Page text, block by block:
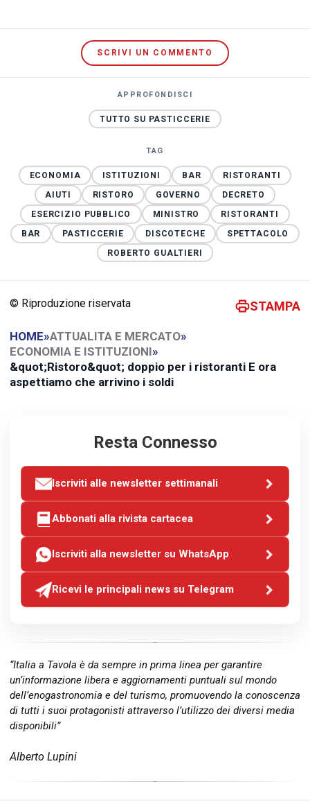
SCRIVI UN COMMENTO
APPROFONDISCI
TUTTO SU PASTICCERIE
TAG
ECONOMIA ISTITUZIONI BAR
RISTORANTI
AIUTI
RISTORO GOVERNO
DECRETO
ESERCIZIO PUBBLICO
MINISTRO
RISTORANTI
BAR
PASTICCERIE DISCOTECHE
SPETTACOLO
ROBERTO GUALTIERI
© Riproduzione riservata STAMPA
HOME»ATTUALITA E MERCATO»
ECONOMIA E ISTITUZIONI»
&quot;Ristoro&quot; doppio per i ristoranti E ora
aspettiamo che arrivino i soldi
Resta Connesso
Iscriviti alle newsletter settimanali
Abbonati alla rivista cartacea
Iscriviti alla newsletter su WhatsApp
Ricevi le principali news su Telegram
“Italia a Tavola è da sempre in prima linea per garantire
un’informazione libera e aggiornamenti puntuali sul mondo
dell’enogastronomia e del turismo, promuovendo la conoscenza
di tutti i suoi protagonisti attraverso l’utilizzo dei diversi media
disponibili”
Alberto Lupini